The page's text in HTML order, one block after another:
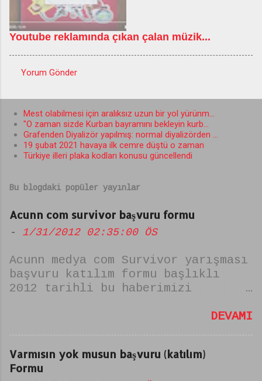
Youtube reklamında çıkan çalan müzik...
o
r
u
m
a
Yorum Gönder
Mest olabilmesi için aralıksız uzun bir yol yürünm...
"O zaman sizde Kurban bayramını bekleyin kurb...
Grafenden Diyalizör yapılmış: normal diyalizörden ...
19 şubat 2021 havaya ilk cemre düştü o zaman
Türkiye illeri plaka kodları konusu güncellendi
Bu blogdaki popüler yayınlar
Acunn com survivor başvuru formu
- 1/31/2012 02:35:00 ÖS
Acunn medya com Survivor yarışması
başvuru katılım formu başlıklı
2012 tarihli bu haberimizi
wordpressten blogger a oradan da
temizlemiş bulunmaktayız
patlakhaber sitemizde Acunn medya
DEVAMI
Varmısın yok musun başvuru (katılım)
Formu